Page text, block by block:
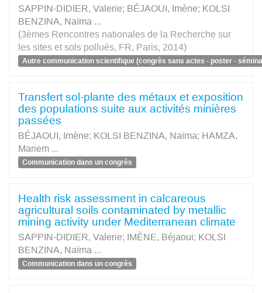
SAPPIN-DIDIER, Valerie; BÉJAOUI, Imène; KOLSI
BENZINA, Naïma ...
(3èmes Rencontres nationales de la Recherche sur
les sites et sols pollués, FR, Paris, 2014)
Autre communication scientifique (congrès sans actes - poster -
Transfert sol-plante des métaux et exposition
des populations suite aux activités minières
passées
BÉJAOUI, Imène; KOLSI BENZINA, Naïma; HAMZA,
Mariem ...
Communication dans un congrès
Health risk assessment in calcareous
agricultural soils contaminated by metallic
mining activity under Mediterranean climate
SAPPIN-DIDIER, Valerie; IMÈNE, Béjaoui; KOLSI
BENZINA, Naïma ...
Communication dans un congrès